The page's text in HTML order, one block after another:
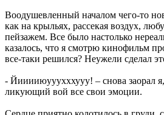
Воодушевленный началом чего-то
как на крыльях, рассекая воздух,
пейзажем. Все было настолько
казалось, что я смотрю кинофильм
все-таки решился? Неужели сделал
- Йииииюууухххууу! – снова заорал
ликующий вой все свои эмоции.